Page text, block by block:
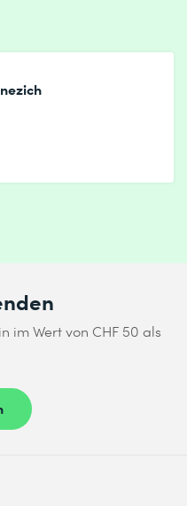
im Wert von CHF 50 als